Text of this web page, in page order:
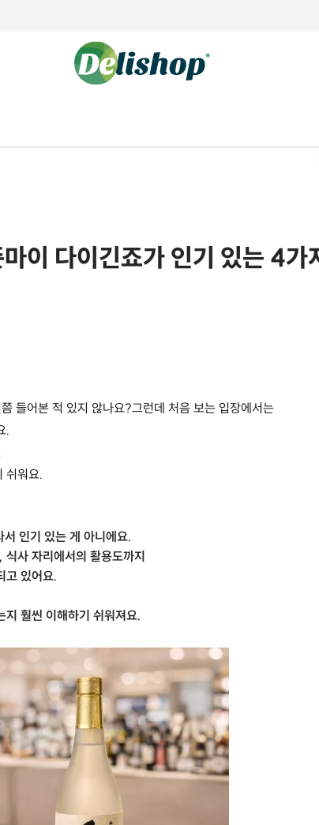
이 다이긴죠가 인기 있는 4가
들어본 적 있지 않나요?그런데 처음 보는 입장에서는
.
쉬워요.
인기 있는 게 아니에요.
사 자리에서의 활용도까지
고 있어요.
지 훨씬 이해하기 쉬워져요.